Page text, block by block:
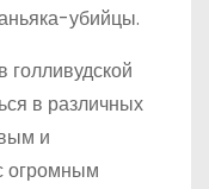
убийцы.
голливудской
в различных
и
огромным